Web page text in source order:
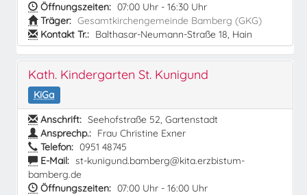
Öffnungszeiten: 07:00 Uhr - 16:30 Uhr
Träger: Gesamtkirchengemeinde Bamberg (GKG)
Kontakt Tr.: Balthasar-Neumann-Straße 18, Hain
Kath. Kindergarten St. Kunigund
KiGa
Anschrift: Seehofstraße 52, Gartenstadt
Ansprechp.: Frau Christine Exner
Telefon: 0951 48745
E-Mail: st-kunigund.bamberg@kita.erzbistum-
bamberg.de
Öffnungszeiten: 07:00 Uhr - 16:00 Uhr